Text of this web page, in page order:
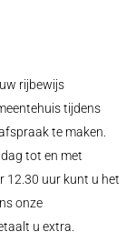
rijbewijs
tijdens
te maken.
tot en met
12.30 uur kunt u het
onze
u extra.